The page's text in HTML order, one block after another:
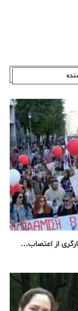
از اعتصاب...